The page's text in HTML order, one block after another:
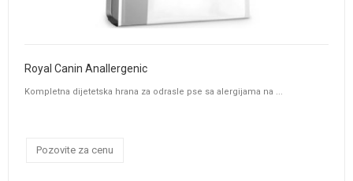
Royal Canin Anallergenic
Kompletna dijetetska hrana za odrasle pse sa alergijama na ...
Pozovite za cenu